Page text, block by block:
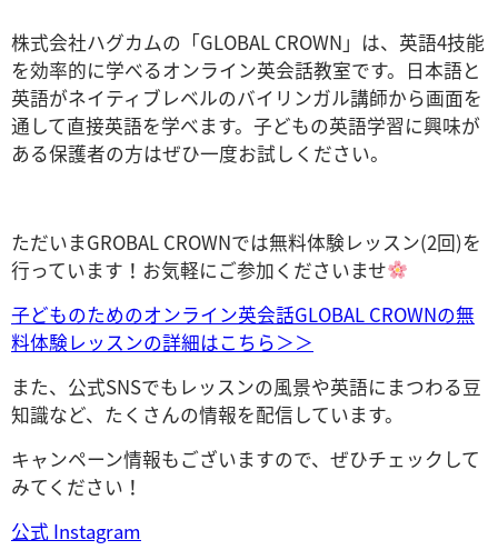
株式会社ハグカムの「GLOBAL CROWN」は、英語4技能
を効率的に学べるオンライン英会話教室です。日本語と
英語がネイティブレベルのバイリンガル講師から画面を
通して直接英語を学べます。子どもの英語学習に興味が
ある保護者の方はぜひ一度お試しください。
ただいまGROBAL CROWNでは無料体験レッスン(2回)を
行っています！お気軽にご参加くださいませ
子どものためのオンライン英会話GLOBAL CROWNの無
料体験レッスンの詳細はこちら＞＞
また、公式SNSでもレッスンの風景や英語にまつわる豆
知識など、たくさんの情報を配信しています。
キャンペーン情報もございますので、ぜひチェックして
みてください！
公式 Instagram